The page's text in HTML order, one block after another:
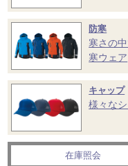
防寒
寒さの
寒ウェア
キャップ
様々な
在庫照会